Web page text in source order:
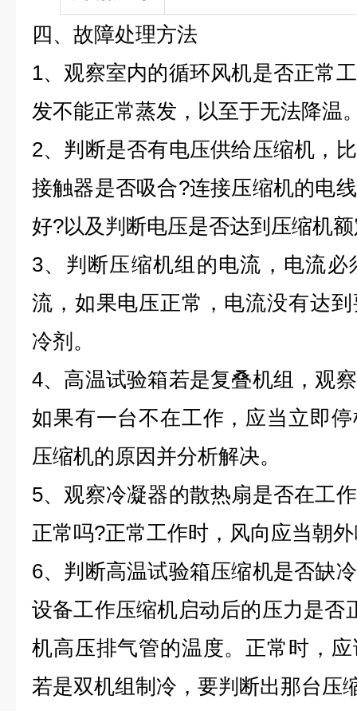
四、故障处理方法
1、观察室内的循环风机是否正常
发不能正常蒸发，以至于无法降温
2、判断是否有电压供给压缩机，
接触器是否吸合?连接压缩机的电
好?以及判断电压是否达到压缩机
3、判断压缩机组的电流，电流
流，如果电压正常，电流没有达
冷剂。
4、高温试验箱若是复叠机组，观
如果有一台不在工作，应当立即
压缩机的原因并分析解决。
5、观察冷凝器的散热扇是否在工
正常吗?正常工作时，风向应当朝
6、判断高温试验箱压缩机是否缺
设备工作压缩机启动后的压力是否
机高压排气管的温度。正常时，
若是双机组制冷，要判断出那台压